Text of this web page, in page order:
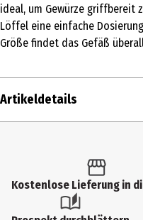
ideal, um Gewürze griffbereit
Löffel eine einfache
Größe findet das Gefäß
Artikeldetails
Produkttyp
Zuckerdosen
Kostenlose Lieferung in